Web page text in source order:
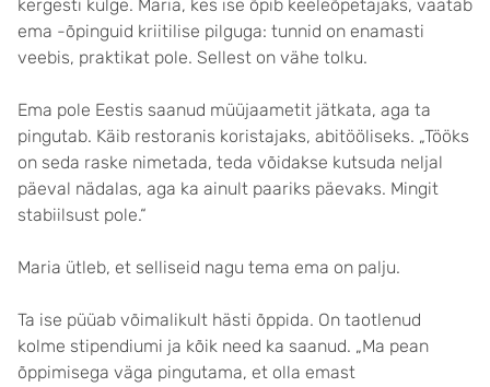
kergesti külge. Maria, kes ise õpib keeleõpetajaks, vaatab
ema -õpinguid kriitilise pilguga: tunnid on enamasti
veebis, praktikat pole. Sellest on vähe tolku.
Ema pole Eestis saanud müüjaametit jätkata, aga ta
pingutab. Käib restoranis koristajaks, abitööliseks. „Tööks
on seda raske nimetada, teda võidakse kutsuda neljal
päeval nädalas, aga ka ainult paariks päevaks. Mingit
stabiilsust pole.“
Maria ütleb, et selliseid nagu tema ema on palju.
Ta ise püüab võimalikult hästi õppida. On taotlenud
kolme stipendiumi ja kõik need ka saanud. „Ma pean
õppimisega väga pingutama, et olla emast